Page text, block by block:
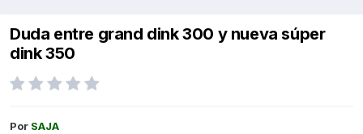
Duda entre grand dink 300 y nueva súper
dink 350
Por SAJA